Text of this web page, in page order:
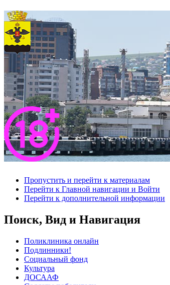
Пропустить и перейти к материалам
Перейти к Главной навигации и Войти
Перейти к дополнительной информации
Поиск, Вид и Навигация
Поликлиника онлайн
Подлинники!
Социальный фонд
Культура
ДОСААФ